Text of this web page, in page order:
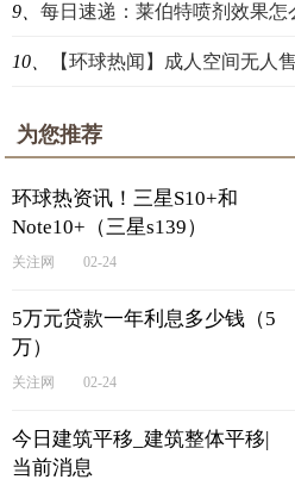
9、 每日速递：莱伯特喷剂效果怎
10、 【环球热闻】成人空间无人
为您推荐
环球热资讯！三星S10+和
Note10+（三星s139）
关注网 02-24
5万元贷款一年利息多少钱（5
万）
关注网 02-24
今日建筑平移_建筑整体平移|
当前消息